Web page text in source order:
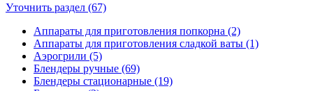
Уточнить раздел (67)
Аппараты для приготовления попкорна (2)
Аппараты для приготовления сладкой ваты (1)
Аэрогрили (5)
Блендеры ручные (69)
Блендеры стационарные (19)